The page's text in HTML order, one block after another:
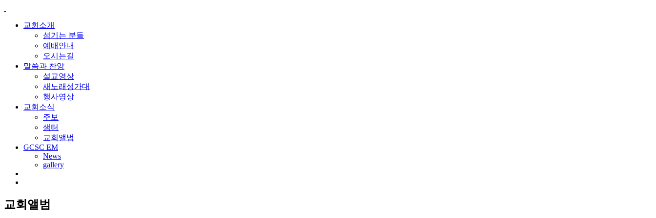
교회소개
섬기는 분들
예배안내
오시는길
말씀과 찬양
설교영상
새노래성가대
행사영상
교회소식
주보
샘터
교회앨범
GCSC EM
News
gallery
교회앨범